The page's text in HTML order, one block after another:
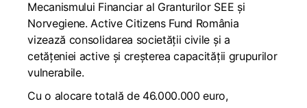
Mecanismului Financiar al Granturilor SEE și
Norvegiene. Active Citizens Fund România
vizează consolidarea societății civile și a
cetățeniei active și creșterea capacității grupurilor
vulnerabile.
Cu o alocare totală de 46.000.000 euro,